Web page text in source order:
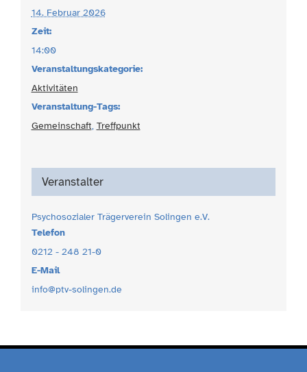
14. Februar 2026
Zeit:
14:00
Veranstaltungskategorie:
Aktivitäten
Veranstaltung-Tags:
Gemeinschaft, Treffpunkt
Veranstalter
Psychosozialer Trägerverein Solingen e.V.
Telefon
0212 - 248 21-0
E-Mail
info@ptv-solingen.de